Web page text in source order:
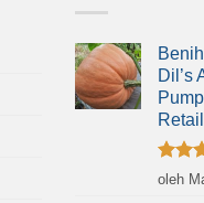
Dil’s
Retail
oleh